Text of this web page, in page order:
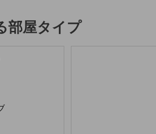
部屋タイプ